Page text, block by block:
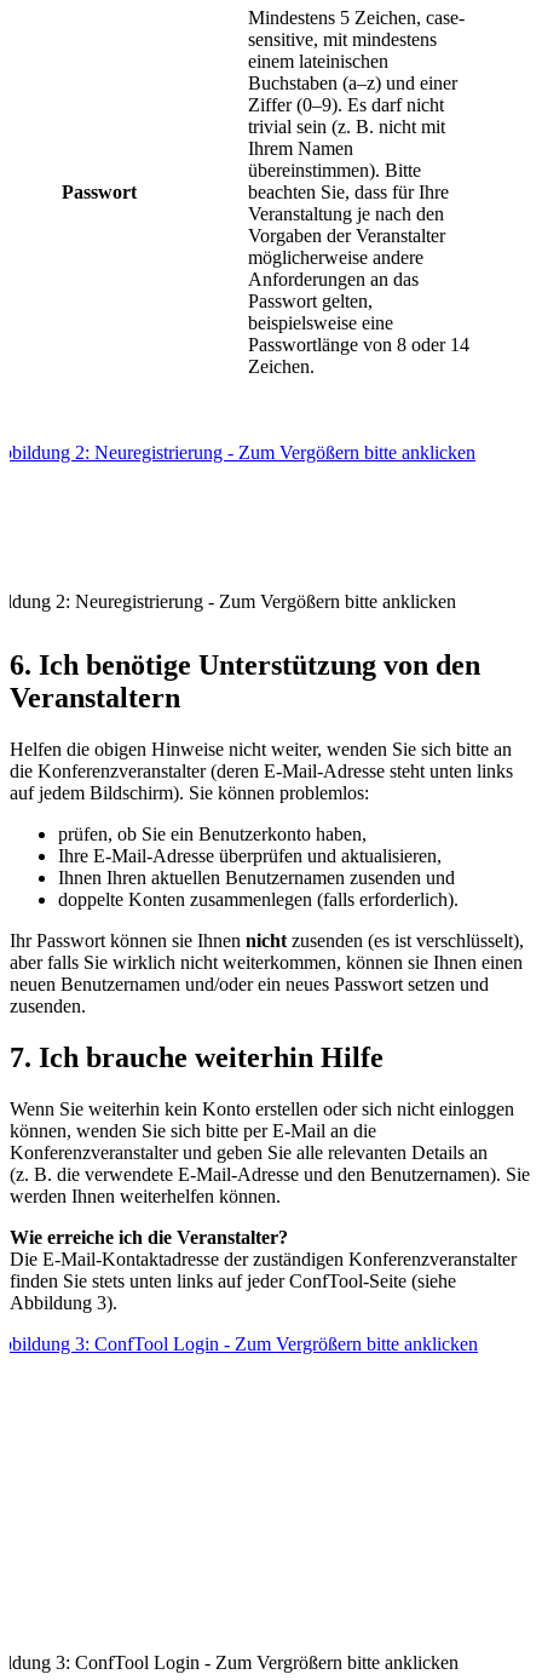
Passwort
Mindestens 5 Zeichen, case-
sensitive, mit mindestens
einem lateinischen
Buchstaben (a–z) und einer
Ziffer (0–9). Es darf nicht
trivial sein (z. B. nicht mit
Ihrem Namen
übereinstimmen). Bitte
beachten Sie, dass für Ihre
Veranstaltung je nach den
Vorgaben der Veranstalter
möglicherweise andere
Anforderungen an das
Passwort gelten,
beispielsweise eine
Passwortlänge von 8 oder 14
Zeichen.
2: Neuregistrierung - Zum Vergößern bitte anklicken
6. Ich benötige Unterstützung von den
Veranstaltern
Helfen die obigen Hinweise nicht weiter, wenden Sie sich bitte an
die Konferenzveranstalter (deren E-Mail-Adresse steht unten links
auf jedem Bildschirm). Sie können problemlos:
prüfen, ob Sie ein Benutzerkonto haben,
Ihre E-Mail-Adresse überprüfen und aktualisieren,
Ihnen Ihren aktuellen Benutzernamen zusenden und
doppelte Konten zusammenlegen (falls erforderlich).
Ihr Passwort können sie Ihnen nicht zusenden (es ist verschlüsselt),
aber falls Sie wirklich nicht weiterkommen, können sie Ihnen einen
neuen Benutzernamen und/oder ein neues Passwort setzen und
zusenden.
7. Ich brauche weiterhin Hilfe
Wenn Sie weiterhin kein Konto erstellen oder sich nicht einloggen
können, wenden Sie sich bitte per E-Mail an die
Konferenzveranstalter und geben Sie alle relevanten Details an
(z. B. die verwendete E-Mail-Adresse und den Benutzernamen). Sie
werden Ihnen weiterhelfen können.
Wie erreiche ich die Veranstalter?
Die E-Mail-Kontaktadresse der zuständigen Konferenzveranstalter
finden Sie stets unten links auf jeder ConfTool-Seite (siehe
Abbildung 3).
3: ConfTool Login - Zum Vergrößern bitte anklicken